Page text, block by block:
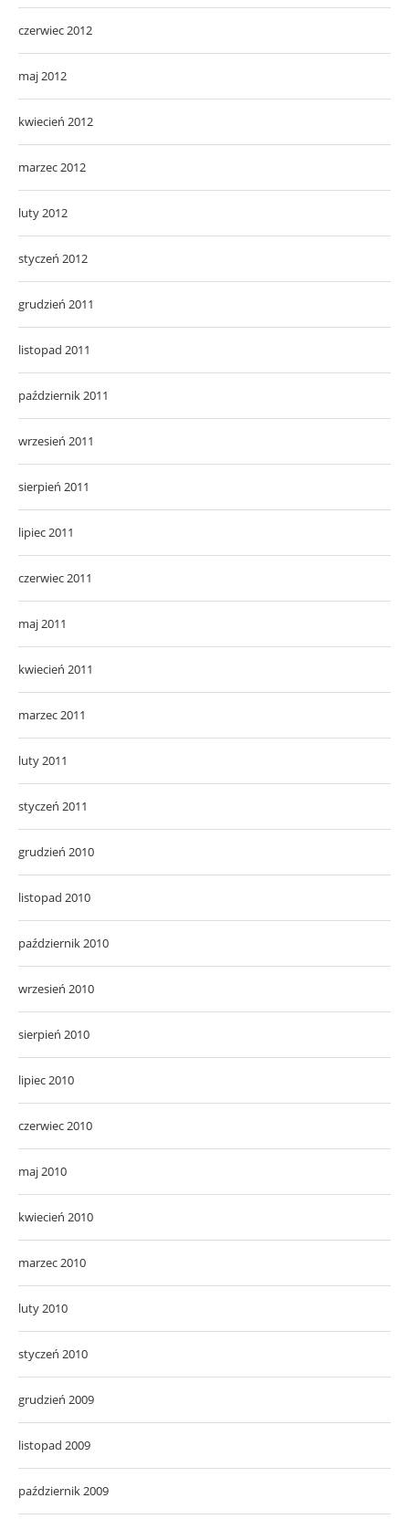
czerwiec 2012
maj 2012
kwiecień 2012
marzec 2012
luty 2012
styczeń 2012
grudzień 2011
listopad 2011
październik 2011
wrzesień 2011
sierpień 2011
lipiec 2011
czerwiec 2011
maj 2011
kwiecień 2011
marzec 2011
luty 2011
styczeń 2011
grudzień 2010
listopad 2010
październik 2010
wrzesień 2010
sierpień 2010
lipiec 2010
czerwiec 2010
maj 2010
kwiecień 2010
marzec 2010
luty 2010
styczeń 2010
grudzień 2009
listopad 2009
październik 2009